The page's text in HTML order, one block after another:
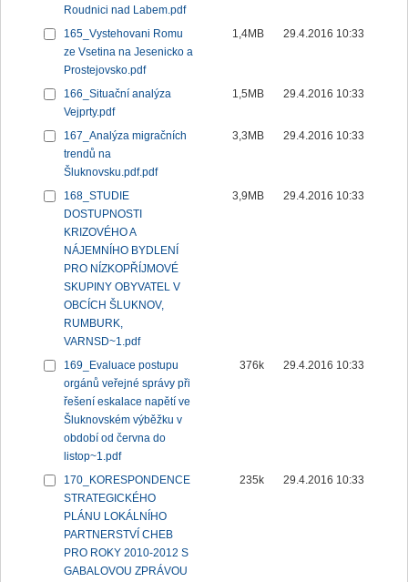
Roudnici nad Labem.pdf
165_Vystehovani Romu
ze Vsetina na Jesenicko a
Prostejovsko.pdf
1,4MB 29.4.2016 10:33
166_Situační analýza
Vejprty.pdf
1,5MB 29.4.2016 10:33
167_Analýza migračních
trendů na
Šluknovsku.pdf.pdf
3,3MB 29.4.2016 10:33
168_STUDIE
DOSTUPNOSTI
KRIZOVÉHO A
NÁJEMNÍHO BYDLENÍ
PRO NÍZKOPŘÍJMOVÉ
SKUPINY OBYVATEL V
OBCÍCH ŠLUKNOV,
RUMBURK,
VARNSD~1.pdf
3,9MB 29.4.2016 10:33
169_Evaluace postupu
orgánů veřejné správy při
řešení eskalace napětí ve
Šluknovském výběžku v
období od června do
listop~1.pdf
376k 29.4.2016 10:33
170_KORESPONDENCE
STRATEGICKÉHO
PLÁNU LOKÁLNÍHO
PARTNERSTVÍ CHEB
PRO ROKY 2010-2012 S
GABALOVOU ZPRÁVOU
235k 29.4.2016 10:33